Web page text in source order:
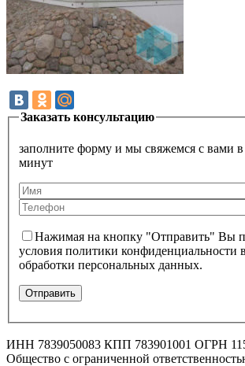
Заказать консультацию
заполните форму и мы свяжемся с вами в
минут
Нажимая на кнопку "Отправить" Вы
условия политики конфиденциальности
обработки персональных данных.
ИНН 7839050083 КПП 783901001 ОГРН
Общество с ограниченной